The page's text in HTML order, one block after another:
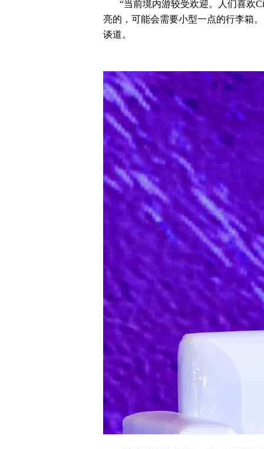
“当前境内游较受欢迎。人们喜欢
亮的，可能会需要小型一点的行李箱
谈道。